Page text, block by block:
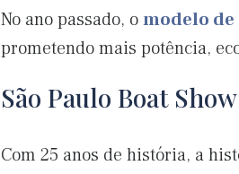
No ano passado, omodelo de
prometendo mais potência,
São Paulo Boat
Com 25 anos de história, a